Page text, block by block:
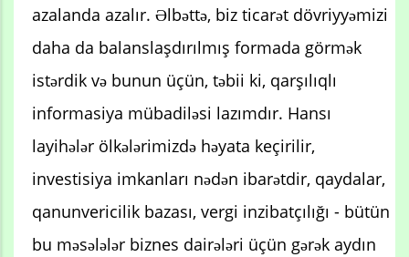
azalanda azalır. Əlbəttə, biz ticarət dövriyyəmizi
daha da balanslaşdırılmış formada görmək
istərdik və bunun üçün, təbii ki, qarşılıqlı
informasiya mübadiləsi lazımdır. Hansı
layihələr ölkələrimizdə həyata keçirilir,
investisiya imkanları nədən ibarətdir, qaydalar,
qanunvericilik bazası, vergi inzibatçılığı - bütün
bu məsələlər biznes dairələri üçün gərək aydın